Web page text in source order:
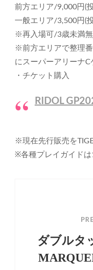
前方エリア/9,000円(
一般エリア/3,500円(
※再入場可/3歳未満
※前方エリアで整理
にスーパーアリーナ
・チケット購入
RIDOL
※現在先行販売を
※各種プレイガイド
ダブルタ